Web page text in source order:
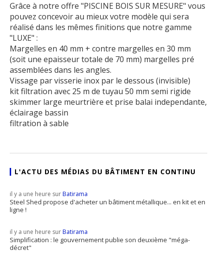
Grâce à notre offre "PISCINE BOIS SUR MESURE" vous
pouvez concevoir au mieux votre modèle qui sera
réalisé dans les mêmes finitions que notre gamme
"LUXE" :
Margelles en 40 mm + contre margelles en 30 mm
(soit une epaisseur totale de 70 mm) margelles pré
assemblées dans les angles.
Vissage par visserie inox par le dessous (invisible)
kit filtration avec 25 m de tuyau 50 mm semi rigide
skimmer large meurtrière et prise balai independante,
éclairage bassin
filtration à sable
L'ACTU DES MÉDIAS DU BÂTIMENT EN CONTINU
il y a une heure surBatirama
Steel Shed propose d'acheter un bâtiment métallique... en kit et en
ligne !
il y a une heure surBatirama
Simplification : le gouvernement publie son deuxième "méga-
décret"